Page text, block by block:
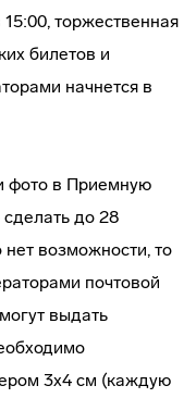
15:00, торжественная
билетов и
начнется в
фото в Приемную
до 28
нет возможности, то
почтовой
выдать
3х4 см (каждую